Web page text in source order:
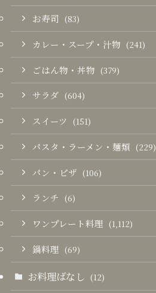
お寿司 (83)
カレー・スープ・汁物 (241)
ごはん物・丼物 (379)
サラダ (604)
スイーツ (151)
パスタ・ラーメン・麺類 (229)
パン・ピザ (106)
ランチ (6)
ワンプレート料理 (1,112)
鍋料理 (69)
お料理ばなし (12)